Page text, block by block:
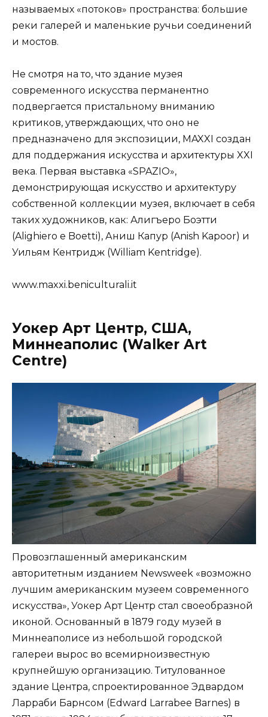
называемых «потоков» пространства: большие
реки галерей и маленькие ручьи соединений
и мостов.
Не смотря на то, что здание музея
современного искусства перманентно
подвергается пристальному вниманию
критиков, утверждающих, что оно не
предназначено для экспозиции, MAXXI создан
для поддержания искусства и архитектуры XXI
века. Первая выставка «SPAZIO»,
демонстрирующая искусство и архитектуру
собственной коллекции музея, включает в себя
таких художников, как: Алигъеро Боэтти
(Alighiero e Boetti), Аниш Капур (Anish Kapoor) и
Уильям Кентридж (William Kentridge).
www.maxxi.beniculturali.it
Уокер Арт Центр, США,
Миннеаполис (Walker Art
Centre)
Провозглашенный американским
авторитетным изданием Newsweek «возможно
лучшим американским музеем современного
искусства», Уокер Арт Центр стал своеобразной
иконой. Основанный в 1879 году музей в
Миннеаполисе из небольшой городской
галереи вырос во всемирноизвестную
крупнейшую организацию. Титулованное
здание Центра, спроектированное Эдвардом
Ларраби Барнсом (Edward Larrabee Barnes) в